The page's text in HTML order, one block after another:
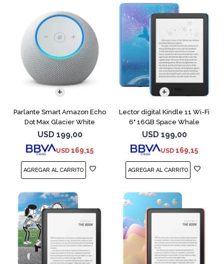
Parlante Smart Amazon Echo
Dot Max Glacier White
USD 199,00
USD 169,15
Lector digital Kindle 11 Wi-Fi
6" 16GB Space Whale
USD 199,00
USD 169,15